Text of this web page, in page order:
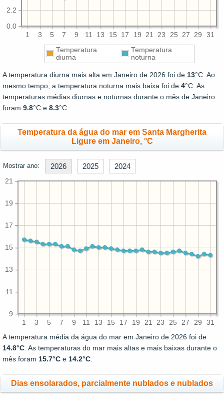
1 3 5 7 9 11 13 15 17 19 21 23 25 27 29 31
0.0
2.2
Temperatura
diurna
Temperatura
noturna
A temperatura diurna mais alta em Janeiro de 2026 foi de 13°C. Ao
mesmo tempo, a temperatura noturna mais baixa foi de 4°C. As
temperaturas médias diurnas e noturnas durante o mês de Janeiro
foram 9.8°C e 8.3°C.
Temperatura da água do mar em Santa Margherita
Ligure em Janeiro, °C
Mostrar ano: 2026 2025 2024
1 3 5 7 9 11 13 15 17 19 21 23 25 27 29 31
9
11
13
15
17
19
21
A temperatura média da água do mar em Janeiro de 2026 foi de
14.8°C. As temperaturas do mar mais altas e mais baixas durante o
mês foram 15.7°C e 14.2°C.
Dias ensolarados, parcialmente nublados e nublados